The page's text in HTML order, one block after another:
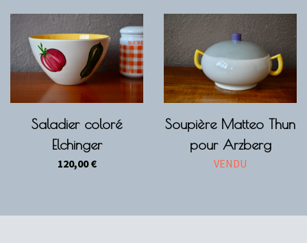
Saladier coloré
Elchinger
120,00€
Soupière Matteo Thun
pour Arzberg
VENDU